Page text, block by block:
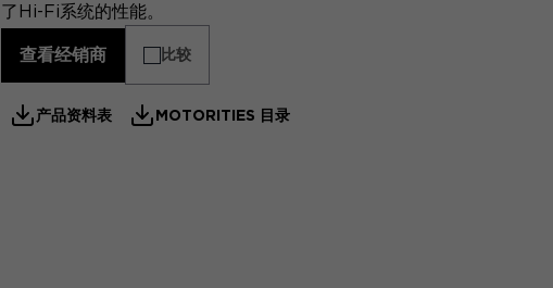
了Hi-Fi系统的性能。
查看经销商 比较
产品资料表 MOTORITIES 目录